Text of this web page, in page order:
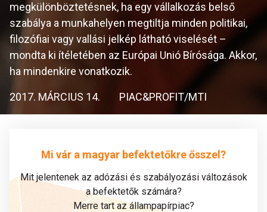
megkülönböztetésnek, ha egy vállalkozás belső
szabálya a munkahelyen megtiltja minden politikai,
filozófiai vagy vallási jelkép látható viselését –
mondta ki ítéletében az Európai Unió Bírósága. Akkor,
ha mindenkire vonatkozik.
2017. MÁRCIUS 14. PIAC&PROFIT/MTI
Mi vár a magyar befektetőkre ősszel?
Mit jelentenek az adózási és szabályozási változások
a befektetők számára?
Merre tart az állampapírpiac?